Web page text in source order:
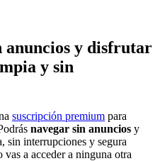
anuncios y disfrutar
y sin
suscripción premium para
navegar sin anuncios y
sin interrupciones y segura
vas a acceder a ninguna otra